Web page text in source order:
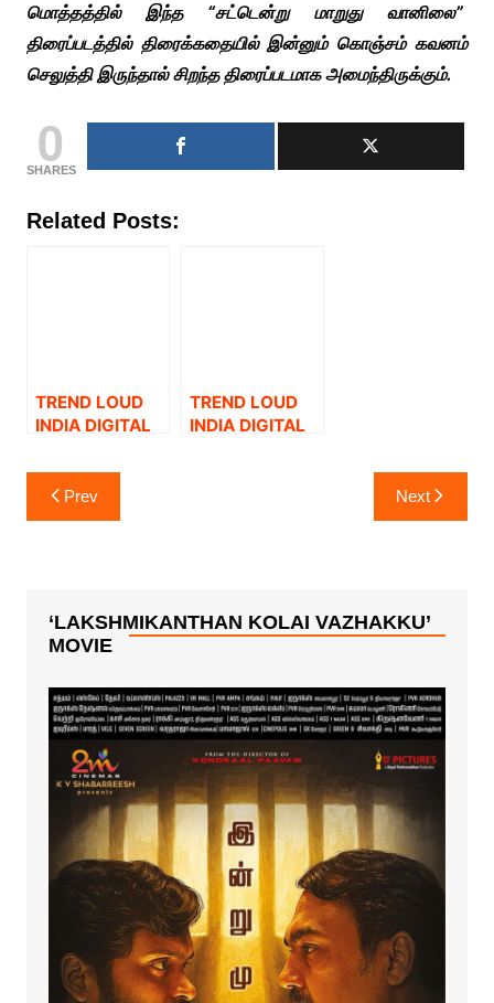
மொத்தத்தில் இந்த “சட்டென்று மாறுது வானிலை”
திரைப்படத்தில் திரைக்கதையில் இன்னும் கொஞ்சம் கவனம்
செலுத்தி இருந்தால் சிறந்த திரைப்படமாக அமைந்திருக்கும்.
0
SHARES
Related Posts:
TREND LOUD
INDIA DIGITAL
WINDOW.
TREND LOUD
INDIA DIGITAL
Post
navigation
Prev Next
‘LAKSHMIKANTHAN KOLAI VAZHAKKU’
MOVIE